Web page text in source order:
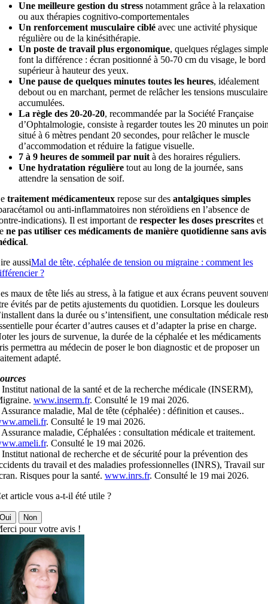
Une meilleure gestion du stressnotamment grâce à la relaxation
ou aux thérapies cognitivo-comportementales
Un renforcement musculaire ciblé avec une activité physique
régulière ou de la kinésithérapie.
Un poste de travail plus ergonomique, quelques réglages
font la différence : écran positionné à 50-70 cm du visage, le bord
supérieur à hauteur des yeux.
Une pause de quelques minutes toutes les heures, idéalement
debout ou en marchant, permet de relâcher les tensions
accumulées.
La règle des 20-20-20, recommandée par la Société Française
d’Ophtalmologie, consiste à regarder toutes les 20 minutes un
situé à 6 mètres pendant 20 secondes, pour relâcher le muscle
d’accommodation et réduire la fatigue visuelle.
7 à 9 heures de sommeil par nuità des horaires réguliers.
Une hydratation régulière tout au long de la journée, sans
attendre la sensation de soif.
traitement médicamenteuxrepose sur des antalgiques simples
ou anti-inflammatoires non stéroïdiens en l’absence de
indications). Il est important de respecter les doses prescriteset
ne pas utiliser ces médicaments de manière quotidienne sans avis
.
aussiMal de tête, céphalée de tension ou migraine : comment les
?
maux de tête liés au stress, à la fatigue et aux écrans peuvent
évités par de petits ajustements du quotidien. Lorsque les douleurs
dans la durée ou s’intensifient, une consultation médicale
pour écarter d’autres causes et d’adapter la prise en charge.
les jours de survenue, la durée de la céphalée et les médicaments
permettra au médecin de poser le bon diagnostic et de proposer un
adapté.
national de la santé et de la recherche médicale (INSERM),
www.inserm.fr. Consulté le 19 mai 2026.
maladie, Mal de tête (céphalée) : définition et causes..
. Consulté le 19 mai 2026.
maladie, Céphalées : consultation médicale et traitement.
. Consulté le 19 mai 2026.
national de recherche et de sécurité pour la prévention des
du travail et des maladies professionnelles (INRS), Travail sur
Risques pour la santé. www.inrs.fr. Consulté le 19 mai 2026.
article vous a-t-il été utile ?
Non
pour votre avis !